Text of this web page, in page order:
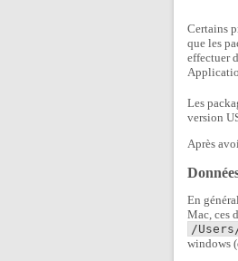
Certains
que les
effectuer
Les
version
Après
En
Mac, ces
/
windows